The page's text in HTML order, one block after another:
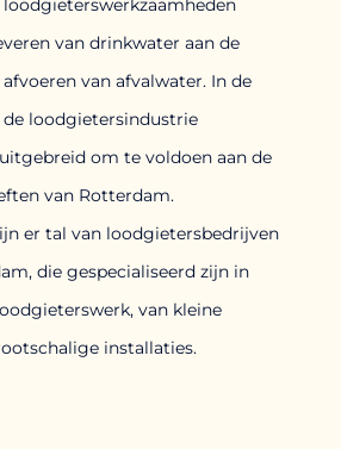
van drinkwater aan de
van afvalwater. In de
de loodgietersindustrie
om te voldoen aan de
van Rotterdam.
er tal van loodgietersbedrijven
die gespecialiseerd zijn in
van kleine
installaties.